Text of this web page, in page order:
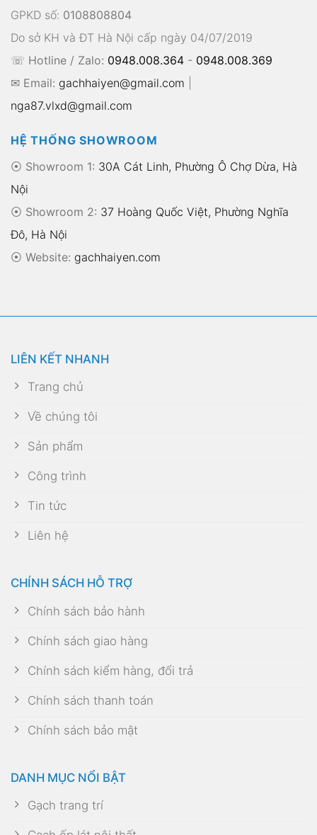
GPKD số: 0108808804
Do sở KH và ĐT Hà Nội cấp ngày 04/07/2019
☏ Hotline / Zalo: 0948.008.364 - 0948.008.369
✉ Email: gachhaiyen@gmail.com
nga87.vlxd@gmail.com
HỆ THỐNG SHOWROOM
⦿ Showroom 1: 30A Cát Linh, Phường Ô Chợ Dừa, Hà
Nội
⦿ Showroom 2: 37 Hoàng Quốc Việt, Phường Nghĩa
Đô, Hà Nội
⦿ Website: gachhaiyen.com
LIÊN KẾT NHANH
Trang chủ
Về chúng tôi
Sản phẩm
Công trình
Tin tức
Liên hệ
CHÍNH SÁCH HỖ TRỢ
Chính sách bảo hành
Chính sách giao hàng
Chính sách kiểm hàng, đổi trả
Chính sách thanh toán
Chính sách bảo mật
DANH MỤC NỔI BẬT
Gạch trang trí